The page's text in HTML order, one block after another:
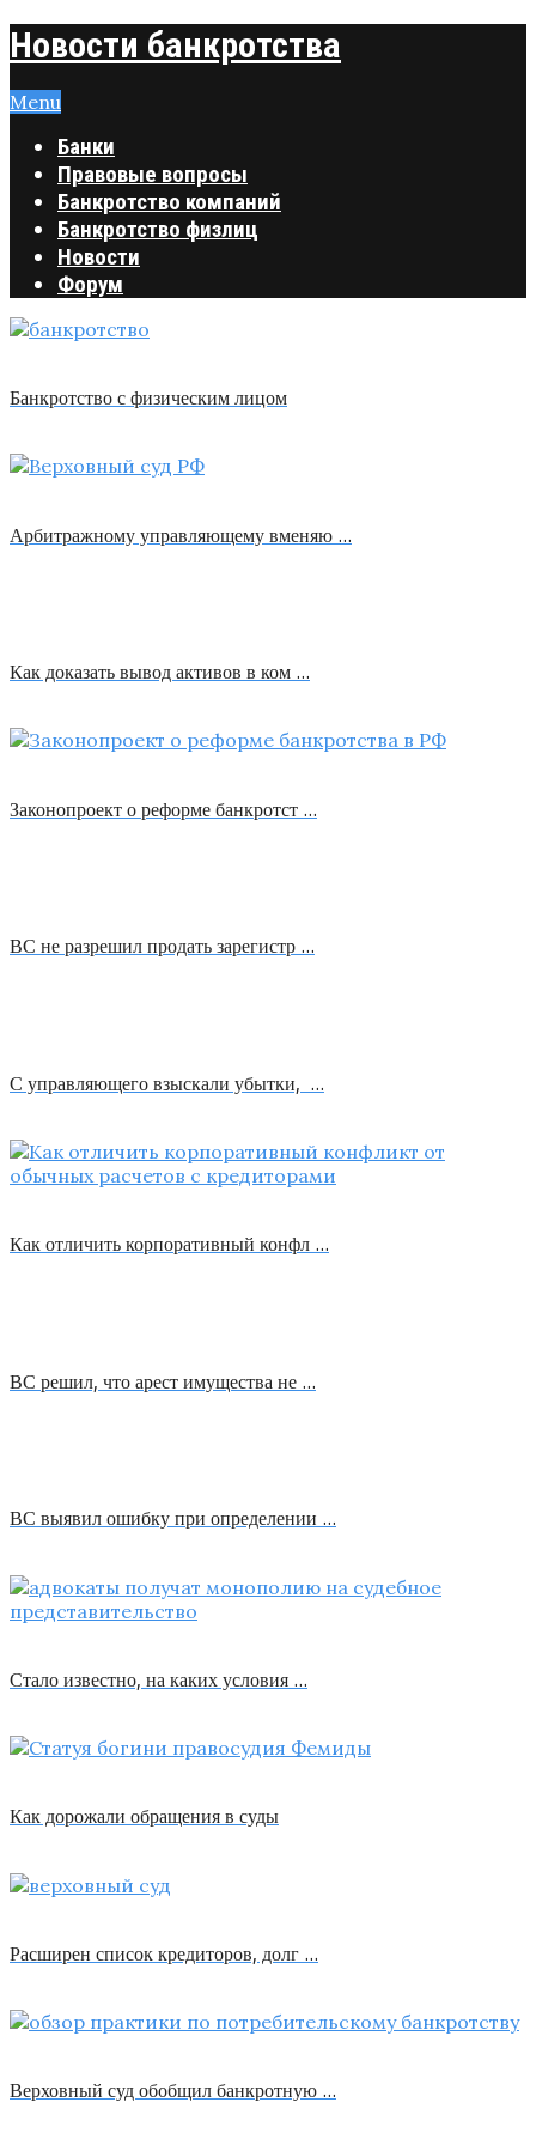
Новости банкротства
Menu
Банки
Правовые вопросы
Банкротство компаний
Банкротство физлиц
Новости
Форум
Банкротство с физическим лицом
Арбитражному управляющему вменяю …
Как доказать вывод активов в ком …
Законопроект о реформе банкротст …
ВС не разрешил продать зарегистр …
С управляющего взыскали убытки, …
Как отличить корпоративный конфл …
ВС решил, что арест имущества не …
ВС выявил ошибку при определении …
Стало известно, на каких условия …
Как дорожали обращения в суды
Расширен список кредиторов, долг …
Верховный суд обобщил банкротную …